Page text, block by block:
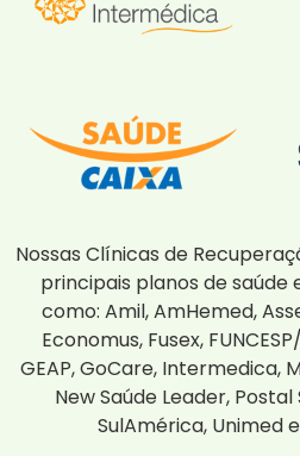
Nossas Clínicas de
principais planos de saúde
como: Amil, AmHemed,
Economus, Fusex,
GEAP, GoCare, Intermedica,
New Saúde Leader, Postal
SulAmérica, Unimed